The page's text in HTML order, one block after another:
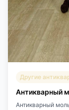
Другие
Антикварный
Антикварный